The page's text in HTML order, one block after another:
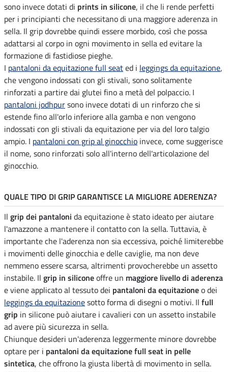
sono invece dotati di prints in silicone, il che li rende perfetti
per i principianti che necessitano di una maggiore aderenza in
sella. Il grip dovrebbe quindi essere morbido, così che possa
adattarsi al corpo in ogni movimento in sella ed evitare la
formazione di fastidiose pieghe.
I pantaloni da equitazione full seated i leggings da equitazione,
che vengono indossati con gli stivali, sono solitamente
rinforzati a partire dai glutei fino a metà del polpaccio. I
pantaloni jodhpursono invece dotati di un rinforzo che si
estende fino all'orlo inferiore alla gamba e non vengono
indossati con gli stivali da equitazione per via del loro talgio
ampio. I pantaloni con grip al ginocchio invece, come suggerisce
il nome, sono rinforzati solo all'interno dell'articolazione del
ginocchio.
QUALE TIPO DI GRIP GARANTISCE LA MIGLIORE ADERENZA?
Il grip dei pantaloni da equitazione è stato ideato per aiutare
l'amazzone a mantenere il contatto con la sella. Tuttavia, è
importante che l'aderenza non sia eccessiva, poiché limiterebbe
i movimenti delle ginocchia e delle caviglie, ma non deve
nemmeno essere scarsa, altrimenti provocherebbe un assetto
instabile. Il grip in siliconeoffre un maggiore livello di aderenza
e viene applicato al tessuto dei pantaloni da equitazioneo dei
leggings da equitazionesotto forma di disegni o motivi. Il full
grip in silicone può aiutare i cavalieri con un assetto instabile
ad avere più sicurezza in sella.
Chiunque desideri un'aderenza leggermente minore dovrebbe
optare per i pantaloni da equitazione full seat in pelle
sintetica, che offrono la giusta libertà di movimento in sella.